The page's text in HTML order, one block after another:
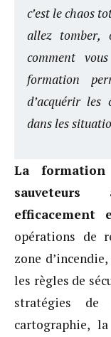
c’est le chaos
allez tomber,
comment
formation
d’acquérir les
dans les
La
efficacement
opérations de
zone
les règles de
stratégies de
cartographie,